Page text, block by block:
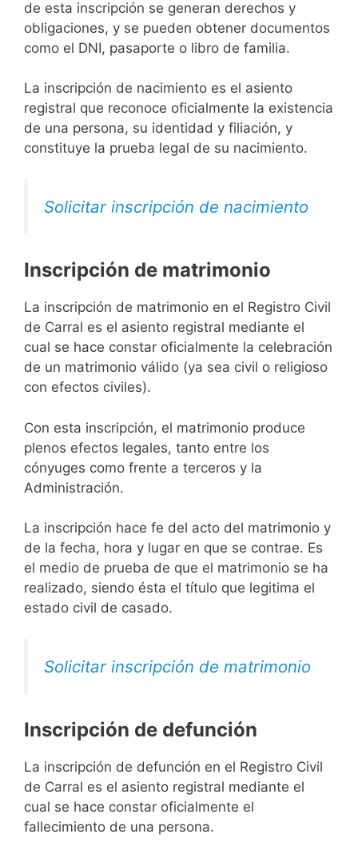
de esta inscripción se generan derechos y
obligaciones, y se pueden obtener documentos
como el DNI, pasaporte o libro de familia.
La inscripción de nacimiento es el asiento
registral que reconoce oficialmente la existencia
de una persona, su identidad y filiación, y
constituye la prueba legal de su nacimiento.
Solicitar inscripción de nacimiento
Inscripción de matrimonio
La inscripción de matrimonio en el Registro Civil
de Carral es el asiento registral mediante el
cual se hace constar oficialmente la celebración
de un matrimonio válido (ya sea civil o religioso
con efectos civiles).
Con esta inscripción, el matrimonio produce
plenos efectos legales, tanto entre los
cónyuges como frente a terceros y la
Administración.
La inscripción hace fe del acto del matrimonio y
de la fecha, hora y lugar en que se contrae. Es
el medio de prueba de que el matrimonio se ha
realizado, siendo ésta el título que legitima el
estado civil de casado.
Solicitar inscripción de matrimonio
Inscripción de defunción
La inscripción de defunción en el Registro Civil
de Carral es el asiento registral mediante el
cual se hace constar oficialmente el
fallecimiento de una persona.